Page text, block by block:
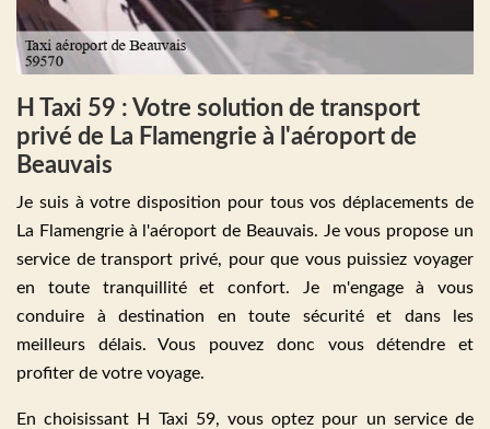
H Taxi 59 : Votre solution de transport
privé de La Flamengrie à l'aéroport de
Beauvais
Je suis à votre disposition pour tous vos déplacements de
La Flamengrie à l'aéroport de Beauvais. Je vous propose un
service de transport privé, pour que vous puissiez voyager
en toute tranquillité et confort. Je m'engage à vous
conduire à destination en toute sécurité et dans les
meilleurs délais. Vous pouvez donc vous détendre et
profiter de votre voyage.
En choisissant H Taxi 59, vous optez pour un service de